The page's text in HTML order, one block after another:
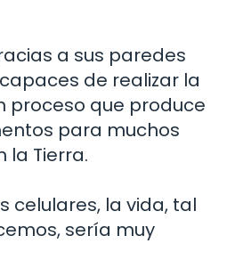
a sus paredes
de realizar la
proceso que produce
para muchos
la Tierra.
celulares, la vida, tal
sería muy